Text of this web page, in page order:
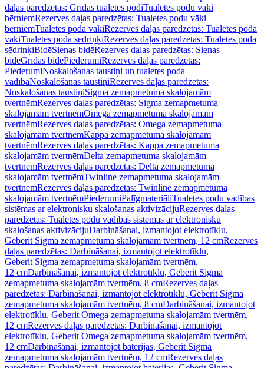
daļas paredzētas: Grīdas tualetes podiTualetes podu vāki
bērniemRezerves daļas paredzētas: Tualetes podu vāki
bērniemTualetes poda vākiRezerves daļas paredzētas: Tualetes poda
vākiTualetes poda sēdriņķiRezerves daļas paredzētas: Tualetes poda
sēdriņķiBidēSienas bidēRezerves daļas paredzētas: Sienas
bidēGrīdas bidēPiederumiRezerves daļas paredzētas:
PiederumiNoskalošanas taustiņi un tualetes poda
vadībaNoskalošanas taustiņiRezerves daļas paredzētas:
Noskalošanas taustiņiSigma zemapmetuma skalojamām
tvertnēmRezerves daļas paredzētas: Sigma zemapmetuma
skalojamām tvertnēmOmega zemapmetuma skalojamām
tvertnēmRezerves daļas paredzētas: Omega zemapmetuma
skalojamām tvertnēmKappa zemapmetuma skalojamām
tvertnēmRezerves daļas paredzētas: Kappa zemapmetuma
skalojamām tvertnēmDelta zemapmetuma skalojamām
tvertnēmRezerves daļas paredzētas: Delta zemapmetuma
skalojamām tvertnēmTwinline zemapmetuma skalojamām
tvertnēmRezerves daļas paredzētas: Twinline zemapmetuma
skalojamām tvertnēmPiederumiPalīgmateriāliTualetes podu vadības
sistēmas ar elektronisku skalošanas aktivizācijuRezerves daļas
paredzētas: Tualetes podu vadības sistēmas ar elektronisku
skalošanas aktivizācijuDarbināšanai, izmantojot elektrotīklu,
Geberit Sigma zemapmetuma skalojamām tvertnēm, 12 cmRezerves
daļas paredzētas: Darbināšanai, izmantojot elektrotīklu,
Geberit Sigma zemapmetuma skalojamām tvertnēm,
12 cmDarbināšanai, izmantojot elektrotīklu, Geberit Sigma
zemapmetuma skalojamām tvertnēm, 8 cmRezerves daļas
paredzētas: Darbināšanai, izmantojot elektrotīklu, Geberit Sigma
zemapmetuma skalojamām tvertnēm, 8 cmDarbināšanai, izmantojot
elektrotīklu, Geberit Omega zemapmetuma skalojamām tvertnēm,
12 cmRezerves daļas paredzētas: Darbināšanai, izmantojot
elektrotīklu, Geberit Omega zemapmetuma skalojamām tvertnēm,
12 cmDarbināšanai, izmantojot baterijas, Geberit Sigma
zemapmetuma skalojamām tvertnēm, 12 cmRezerves daļas